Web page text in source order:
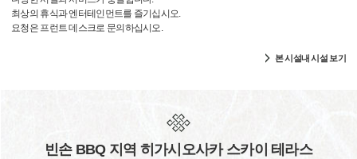
최상의 휴식과 엔터테인먼트를 즐기십시오.
요청은 프런트 데스크로 문의하십시오.
본 시설내 시설 보기
빈손 BBQ 지역 히가시오사카 스카이 테라스